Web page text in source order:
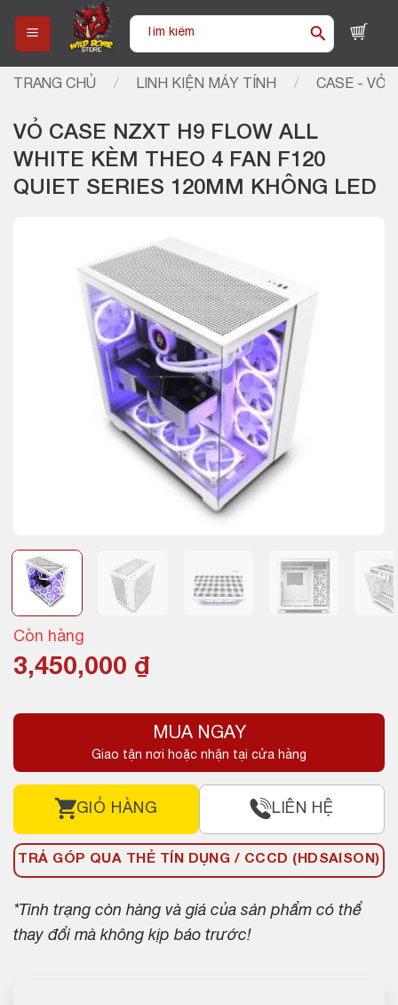
content
Tìm
TRANG CHỦ / LINH KIỆN MÁY TÍNH / CASE - VỎ
VỎ CASE NZXT H9 FLOW ALL
WHITE KÈM THEO 4 FAN F120
QUIET SERIES 120MM KHÔNG LED
Còn hàng
3,450,000 ₫
MUA NGAY
Giao tận nơi hoặc nhận tại cửa hàng
GIỎ HÀNG LIÊN HỆ
TRẢ GÓP QUA THẺ TÍN DỤNG / CCCD (HDSAISON)
*Tình trạng còn hàng và giá của sản phẩm có thể
thay đổi mà không kịp báo trước!